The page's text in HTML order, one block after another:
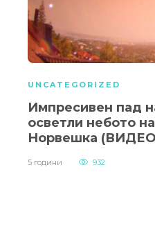
UNCATEGORIZED
Импресивен пад
осветли небото
Норвешка
5 години 932